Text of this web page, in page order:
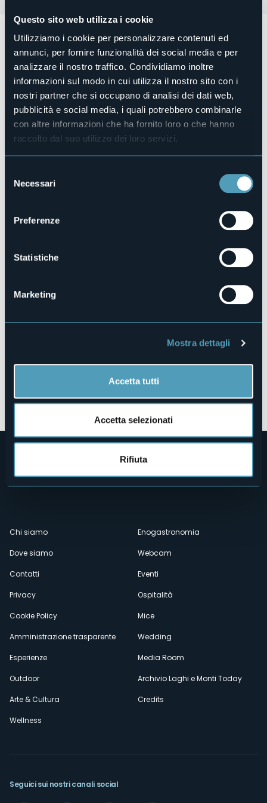
Questo sito web utilizza i cookie
Utilizziamo i cookie per personalizzare contenuti ed
annunci, per fornire funzionalità dei social media e per
analizzare il nostro traffico. Condividiamo inoltre
informazioni sul modo in cui utilizza il nostro sito con i
nostri partner che si occupano di analisi dei dati web,
pubblicità e social media, i quali potrebbero combinarle
con altre informazioni che ha fornito loro o che hanno
raccolto dal suo utilizzo dei loro servizi.
delNecessari
Preferenze
Statistiche
Marketing
Mostra dettagli
Accetta tutti
Accetta selezionati
Rifiuta
Appuntamento Off Season conMergozzo,Si Nota
sabato 15 febbraio alle ore 18.00
Marangon, voce, e Pietro Aloi al pianoforte.
A seguire aperitivo e incontro con gli artisti.
Ingresso ad offerta minima 10€, prenotazione
obbligatoria.
Per tutti gli aggiornamenti: Mergozzo Si Nota
Organizzatore
Associazione Mergozzo Si Nota
Antica Latteria
Vicolo XI, 15
Menù
secondario
Chi siamo
Dove siamo
Contatti
Privacy
Cookie Policy
Amministrazione trasparente
Esperienze
Outdoor
Arte & Cultura
Wellness
Enogastronomia
Webcam
Eventi
Ospitalità
Mice
Wedding
Media Room
Archivio Laghi e Monti Today
Credits
Seguici sui nostri canali social